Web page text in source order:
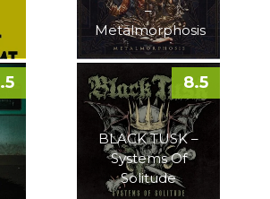
–
Metalmorphosis
BLACK TUSK –
Systems Of
Solitude
8.5